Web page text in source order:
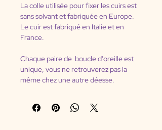
La colle utilisée pour fixer les cuirs est
sans solvant et fabriquée en Europe.
Le cuir est fabriqué en Italie et en
France.
Chaque paire de  boucle d'oreille est
unique, vous ne retrouverez pas la
même chez une autre déesse.